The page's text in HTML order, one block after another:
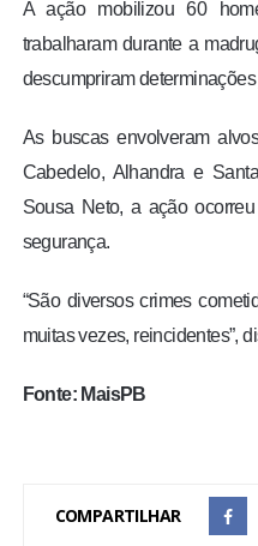
FOTOS
COLUNISTAS
A ação mobilizou 60
trabalharam durante a
descumpriram
As buscas envolveram
Cabedelo, Alhandra e
Sousa Neto, a ação
segurança.
“São diversos crimes
muitas vezes, reincidentes”,
Fonte: MaisPB
COMPARTILHAR